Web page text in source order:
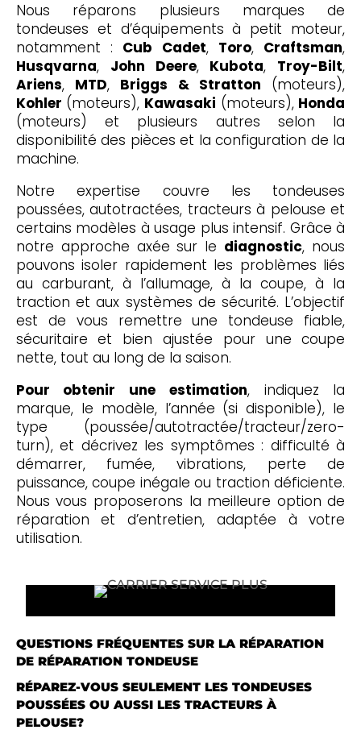
Nous réparons plusieurs marques de
tondeuses et d’équipements à petit moteur,
notamment : Cub Cadet, Toro, Craftsman,
Husqvarna, John Deere, Kubota, Troy-Bilt,
Ariens, MTD, Briggs & Stratton (moteurs),
Kohler (moteurs), Kawasaki (moteurs), Honda
(moteurs) et plusieurs autres selon la
disponibilité des pièces et la configuration de la
machine.
Notre expertise couvre les tondeuses
poussées, autotractées, tracteurs à pelouse et
certains modèles à usage plus intensif. Grâce à
notre approche axée sur le diagnostic, nous
pouvons isoler rapidement les problèmes liés
au carburant, à l’allumage, à la coupe, à la
traction et aux systèmes de sécurité. L’objectif
est de vous remettre une tondeuse fiable,
sécuritaire et bien ajustée pour une coupe
nette, tout au long de la saison.
Pour obtenir une estimation, indiquez la
marque, le modèle, l’année (si disponible), le
type (poussée/autotractée/tracteur/zero-
turn), et décrivez les symptômes : difficulté à
démarrer, fumée, vibrations, perte de
puissance, coupe inégale ou traction déficiente.
Nous vous proposerons la meilleure option de
réparation et d’entretien, adaptée à votre
utilisation.
QUESTIONS FRÉQUENTES SUR LA RÉPARATION
DE RÉPARATION TONDEUSE
RÉPAREZ-VOUS SEULEMENT LES TONDEUSES
POUSSÉES OU AUSSI LES TRACTEURS À
PELOUSE?